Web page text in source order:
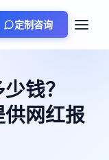
定制咨询
钱？
网红报